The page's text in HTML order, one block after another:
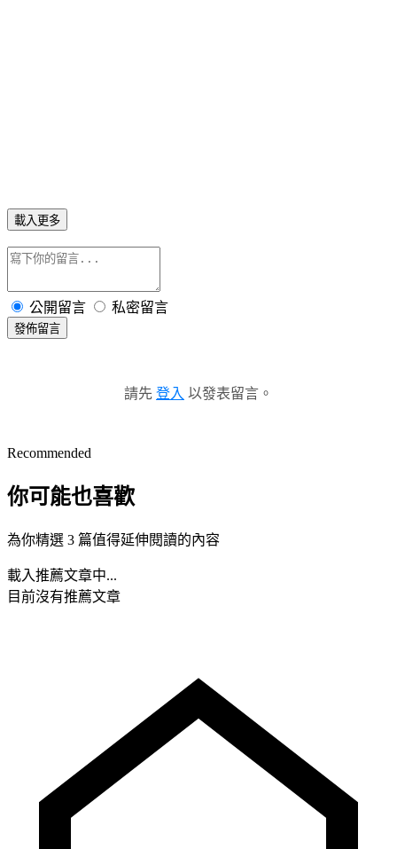
載入更多
公開留言 私密留言
發佈留言
請先 登入 以發表留言。
Recommended
你可能也喜歡
為你精選 3 篇值得延伸閱讀的內容
載入推薦文章中...
目前沒有推薦文章